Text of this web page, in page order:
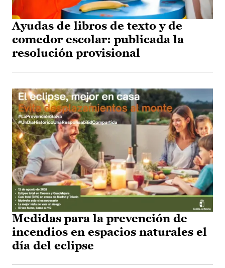
Ayudas de libros de texto y de
comedor escolar: publicada la
resolución provisional
Medidas para la prevención de
incendios en espacios naturales el
día del eclipse